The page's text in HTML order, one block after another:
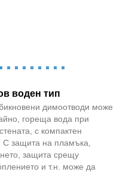
воден тип
димоотводи може
гореща вода при
с компактен
С защита на пламъка,
защита срещу
и т.н. може да